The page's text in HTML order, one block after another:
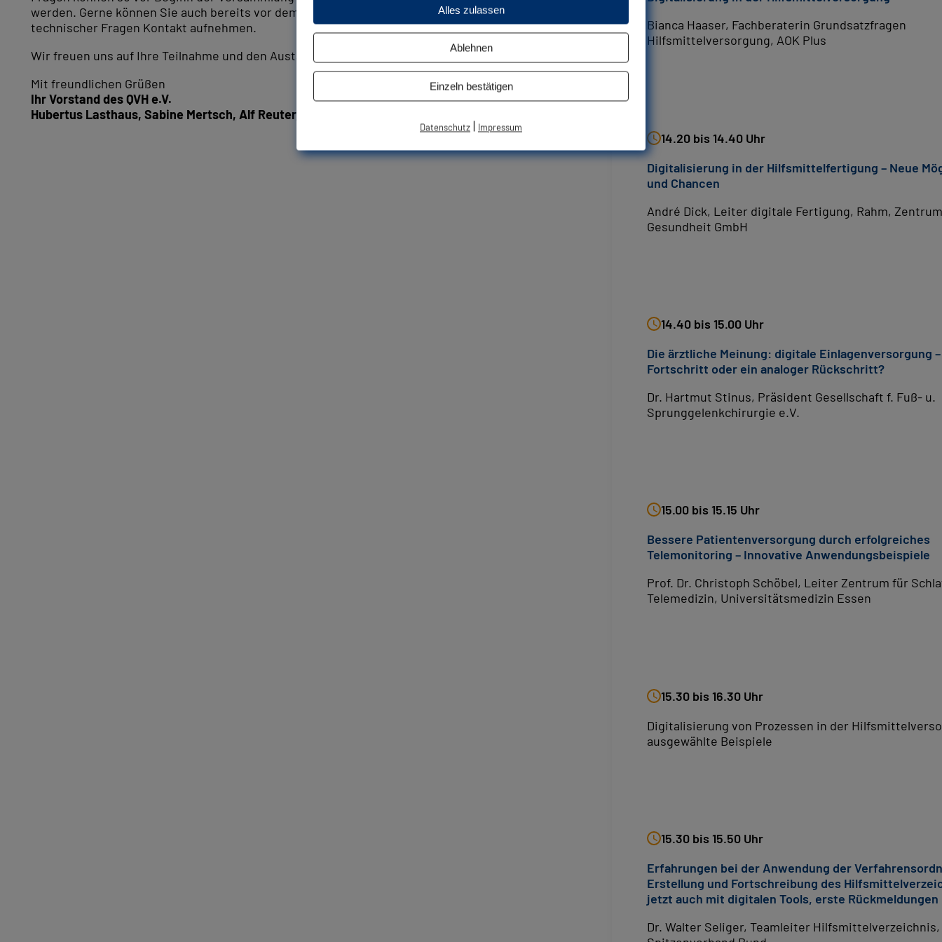
werden. Gerne können Sie auch bereits vor dem 11. November 2021 mit der Geschäftsstelle zur Klärung
technischer Fragen Kontakt aufnehmen.
Wir freuen uns auf Ihre Teilnahme und den Austausch mit Ihnen!
Mit freundlichen Grüßen
Ihr Vorstand des QVH e.V.
Hubertus Lasthaus, Sabine Mertsch, Alf Reuter, Jürgen Stumpf
Bianca Haaser, Fachberaterin Grundsatzfragen
Hilfsmittelversorgung, AOK Plus
14.20 bis 14.40 Uhr
Digitalisierung in der Hilfsmittelfertigung – Neue
und Chancen
André Dick, Leiter digitale Fertigung, Rahm,
Gesundheit GmbH
14.40 bis 15.00 Uhr
Die ärztliche Meinung: digitale Einlagenversorgung
Fortschritt oder ein analoger Rückschritt?
Dr. Hartmut Stinus, Präsident Gesellschaft f. Fuß- u.
Sprunggelenkchirurgie e.V.
15.00 bis 15.15 Uhr
Bessere Patientenversorgung durch erfolgreiches
Telemonitoring – Innovative Anwendungsbeispiele
Prof. Dr. Christoph Schöbel, Leiter Zentrum für
Telemedizin, Universitätsmedizin Essen
15.30 bis 16.30 Uhr
Digitalisierung von Prozessen in der
ausgewählte Beispiele
15.30 bis 15.50 Uhr
Erfahrungen bei der Anwendung der
Erstellung und Fortschreibung des
jetzt auch mit digitalen Tools, erste Rückmeldungen
Dr. Walter Seliger, Teamleiter Hilfsmittelverzeichnis,
Alles zulassen
Ablehnen
Einzeln bestätigen
Datenschutz | Impressum